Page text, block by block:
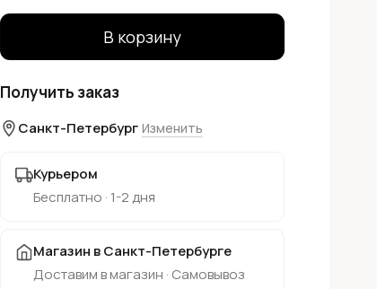
В корзину
Получить заказ
Санкт-Петербург Изменить
Курьером
Бесплатно · 1-2 дня
Магазин в Санкт-Петербурге
Доставим в магазин · Самовывоз